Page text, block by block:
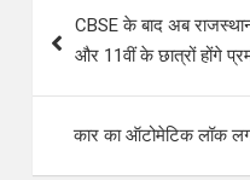
CBSE के बाद अब राजस्थान
और 11वीं के छात्रों होंगे
कार का ऑटोमेटिक लॉक